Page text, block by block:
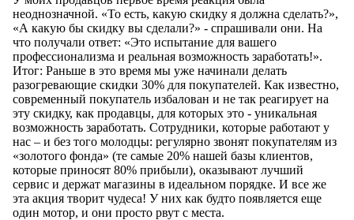
неоднозначной. «То есть, какую скидку я должна сделать?»,
«А какую бы скидку вы сделали?» - спрашивали они. На
что получали ответ: «Это испытание для вашего
профессионализма и реальная возможность заработать!».
Итог: Раньше в это время мы уже начинали делать
разогревающие скидки 30% для покупателей. Как известно,
современный покупатель избалован и не так реагирует на
эту скидку, как продавцы, для которых это - уникальная
возможность заработать. Сотрудники, которые работают у
нас – и без того молодцы: регулярно звонят покупателям из
«золотого фонда» (те самые 20% нашей базы клиентов,
которые приносят 80% прибыли), оказывают лучший
сервис и держат магазины в идеальном порядке. И все же
эта акция творит чудеса! У них как будто появляется еще
один мотор, и они просто рвут с места.